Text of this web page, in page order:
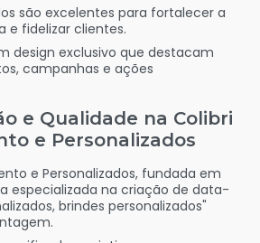
são excelentes para fortalecer a
e fidelizar clientes.
design exclusivo que destacam
campanhas e ações
e Qualidade na Colibri
e Personalizados
e Personalizados, fundada em
especializada na criação de data-
brindes personalizados"